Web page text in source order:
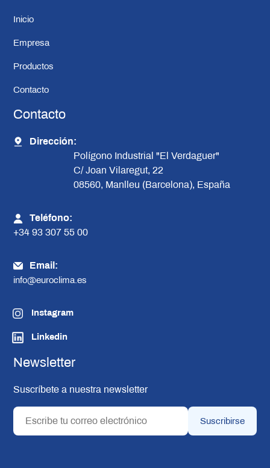
Inicio
Empresa
Productos
Contacto
Contacto
Dirección:
Polígono Industrial "El Verdaguer"
C/ Joan Vilaregut, 22
08560, Manlleu (Barcelona), España
Teléfono:
+34 93 307 55 00
Email:
info@euroclima.es
Instagram
Linkedin
Newsletter
Suscríbete a nuestra newsletter